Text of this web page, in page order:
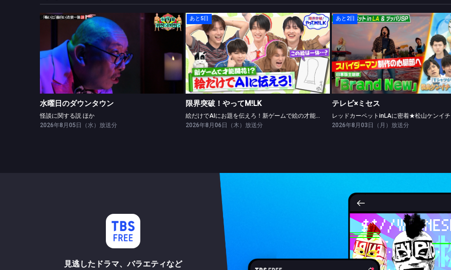
水曜日のダウンタウン
怪談に関する説 ほか
水曜日のダウンタウン
怪談に関する説 ほか
2026年8月05日（水）放送分
あと5日
限界突破！やってM!LK
絵だけでAIにお題を伝えろ！新ゲームで絵の才能開花！？
限界突破！やってM!LK
絵だけでAIにお題を伝えろ！新ゲームで絵の才能開花！？
2026年8月06日（木）放送分
あと2日
テレビ×ミセス
テレビ×ミセス
2026年8月03日（月）放送分
見逃したドラマ、バラエティなど